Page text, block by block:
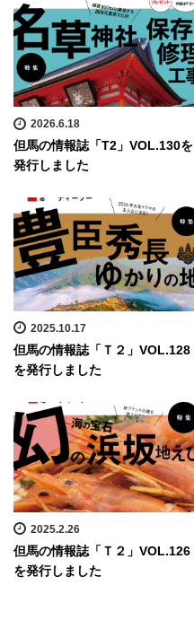
2026.6.18
但馬の情報誌「T2」VOL.130を
発行しました
2025.10.17
但馬の情報誌「Ｔ２」VOL.128
を発行しました
2025.2.26
但馬の情報誌「Ｔ２」VOL.126
を発行しました